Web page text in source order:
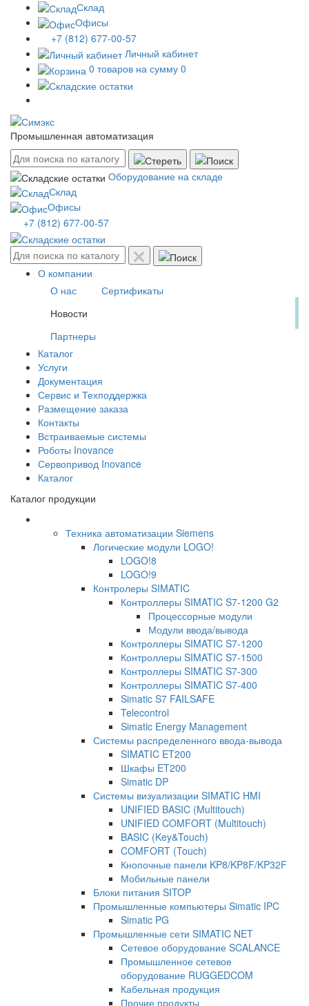
Склад
Офисы
+7 (812) 677-00-57
Личный кабинет
0 товаров на сумму 0
Промышленная автоматизация
Оборудование на складе
Склад
Офисы
+7 (812) 677-00-57
О компании
О нас
Сертификаты
Новости
Партнеры
Каталог
Услуги
Документация
Сервис и Техподдержка
Размещение заказа
Контакты
Встраиваемые системы
Роботы Inovance
Сервопривод Inovance
Каталог
Каталог продукции
Техника автоматизации Siemens
Логические модули LOGO!
LOGO!8
LOGO!9
Контролеры SIMATIC
Контроллеры SIMATIC S7-1200 G2
Процессорные модули
Модули ввода/вывода
Контроллеры SIMATIC S7-1200
Контроллеры SIMATIC S7-1500
Контроллеры SIMATIC S7-300
Контроллеры SIMATIC S7-400
Simatic S7 FAILSAFE
Telecontrol
Simatic Energy Management
Системы распределенного ввода-вывода
SIMATIC ET200
Шкафы ET200
Simatic DP
Системы визуализации SIMATIC HMI
UNIFIED BASIC (Multitouch)
UNIFIED COMFORT (Multitouch)
BASIC (Key&Touch)
COMFORT (Touch)
Кнопочные панели KP8/KP8F/KP32F
Мобильные панели
Блоки питания SITOP
Промышленные компьютеры Simatic IPC
Simatic PG
Промышленные сети SIMATIC NET
Сетевое оборудование SCALANCE
Промышленное сетевое
оборудование RUGGEDCOM
Кабельная продукция
Прочие продукты